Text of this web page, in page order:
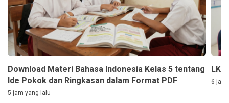
Download Materi Bahasa Indonesia Kelas 5 tentang
Ide Pokok dan Ringkasan dalam Format PDF
5 jam yang lalu
6 jam